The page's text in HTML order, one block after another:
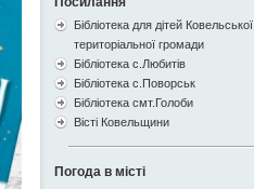
Бібліотека для дітей Ковельської
територіальної громади
Бібліотека с.Любитів
Бібліотека с.Поворськ
Бібліотека смт.Голоби
Вісті Ковельщини
Погода в місті